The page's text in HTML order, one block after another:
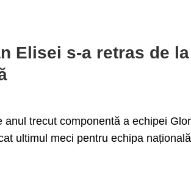
Elisei s-a retras de la
anul trecut componentă a echipei
ultimul meci pentru echipa